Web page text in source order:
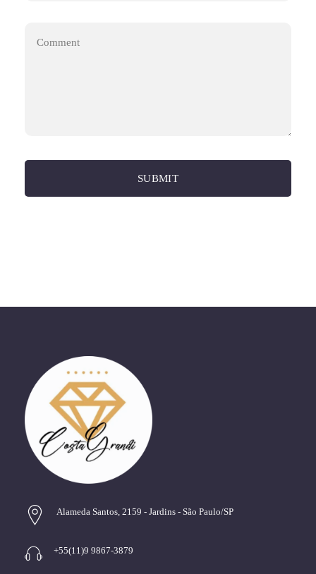
Alameda Santos, 2159 - Jardins - São Paulo/SP
+55(11)9 9867-3879